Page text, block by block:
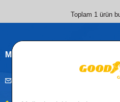
Toplam 1ürün
Müşteri Hizmetleri